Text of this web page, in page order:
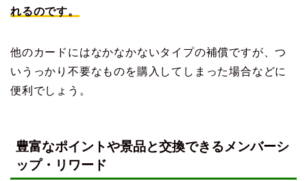
れるのです。
他のカードにはなかなかないタイプの補償ですが、つ
いうっかり不要なものを購入してしまった場合などに
便利でしょう。
豊富なポイントや景品と交換できるメンバーシ
ップ・リワード